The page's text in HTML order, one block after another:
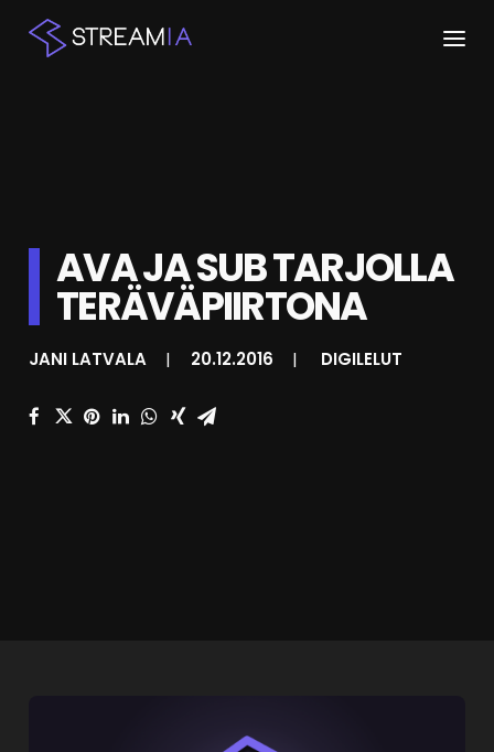
KESKUSTELU
SHOP
HAKU
AVA JA SUB TARJOLLA
TERÄVÄPIIRTONA
JANI LATVALA | 20.12.2016 | DIGILELUT